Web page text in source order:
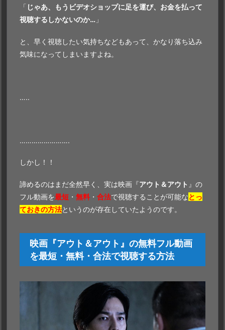
「 じゃあ、もうビデオショップに足を運び、お金を払って
視聴するしかないのか… 」
と、早く視聴したい気持ちなどもあって、かなり落ち込み
気味になってしまいますよね。
…..
…………………….
しかし！！
諦めるのはまだ全然早く、実は映画『アウト＆アウト 』の
フル動画を最短 ・ 無料 ・ 合法で視聴することが可能なとっ
ておきの方法というのが存在していたようのです。
映画『アウト＆アウト』の無料フル動画
を最短・無料・合法で視聴する方法